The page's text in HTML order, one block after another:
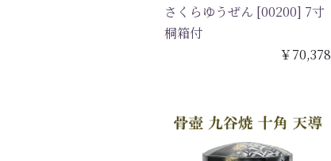
さくらゆうぜん [00200] 7寸
桐箱付
￥70,378